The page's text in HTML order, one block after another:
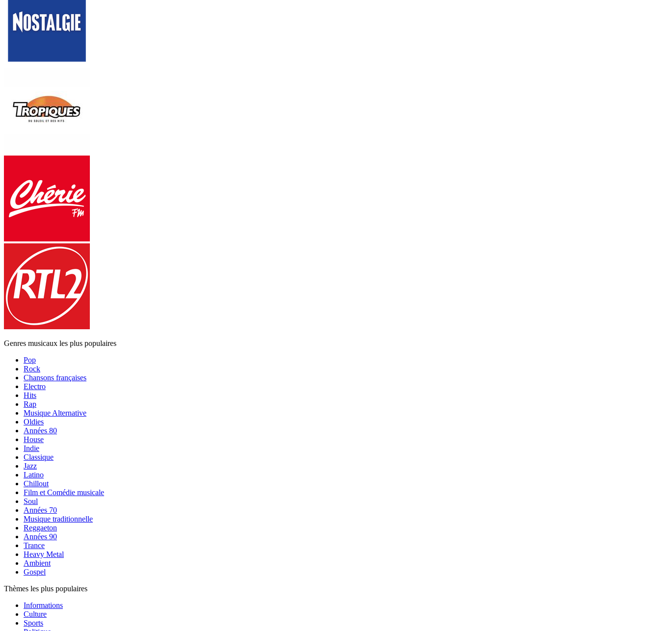
Genres musicaux les plus populaires
Pop
Rock
Chansons françaises
Electro
Hits
Rap
Musique Alternative
Oldies
Années 80
House
Indie
Classique
Jazz
Latino
Chillout
Film et Comédie musicale
Soul
Années 70
Musique traditionnelle
Reggaeton
Années 90
Trance
Heavy Metal
Ambient
Gospel
Thèmes les plus populaires
Informations
Culture
Sports